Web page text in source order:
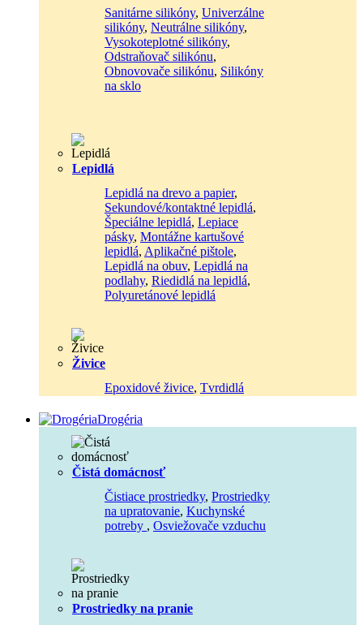
Sanitárne silikóny, Univerzálne
silikóny, Neutrálne silikóny,
Vysokoteplotné silikóny,
Odstraňovač silikónu,
Obnovovače silikónu, Silikóny
na sklo
Lepidlá
Lepidlá na drevo a papier,
Sekundové/kontaktné lepidlá,
Špeciálne lepidlá, Lepiace
pásky, Montážne kartušové
lepidlá, Aplikačné pištole,
Lepidlá na obuv, Lepidlá na
podlahy, Riedidlá na lepidlá,
Polyuretánové lepidlá
Živice
Epoxidové živice, Tvrdidlá
Drogéria
Čistá domácnosť
Čistiace prostriedky, Prostriedky
na upratovanie, Kuchynské
potreby , Osviežovače vzduchu
Prostriedky na pranie